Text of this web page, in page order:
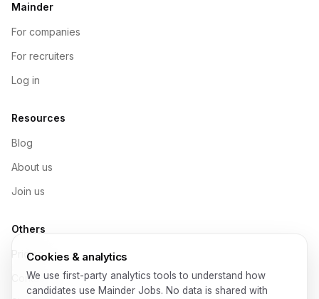
Mainder
For companies
For recruiters
Log in
Resources
Blog
About us
Join us
Others
Pricing
Contact
Cookies & analytics
We use first-party analytics tools to understand how
candidates use Mainder Jobs. No data is shared with